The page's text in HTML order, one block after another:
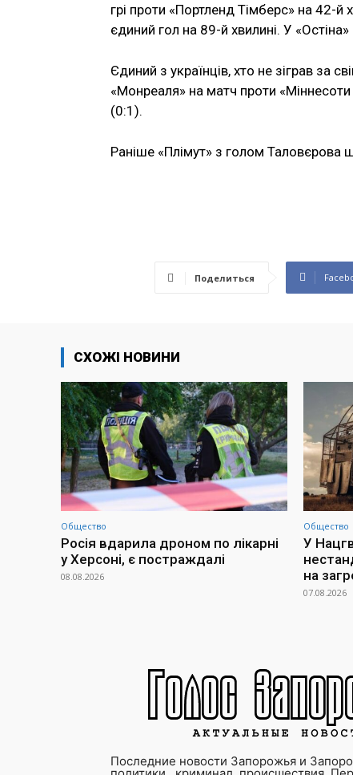
грі проти «Портленд Тімберс» на 42-
єдиний гол на 89-й хвилині. У
Єдиний з українців, хто не зіграв за
«Монреаля» на матч проти
(0:1).
Раніше «Плімут» з голом Таловєрова
Поделиться
СХОЖІ НОВИНИ
Общество
Росія вдарила дроном по лікарні
у Херсоні, є постраждалі
08.08.2026
Общество
У
на
07.08.2026
Последние новости Запорожья и